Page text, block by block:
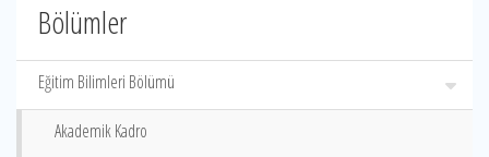
Bölümler
Eğitim Bilimleri Bölümü
Akademik Kadro